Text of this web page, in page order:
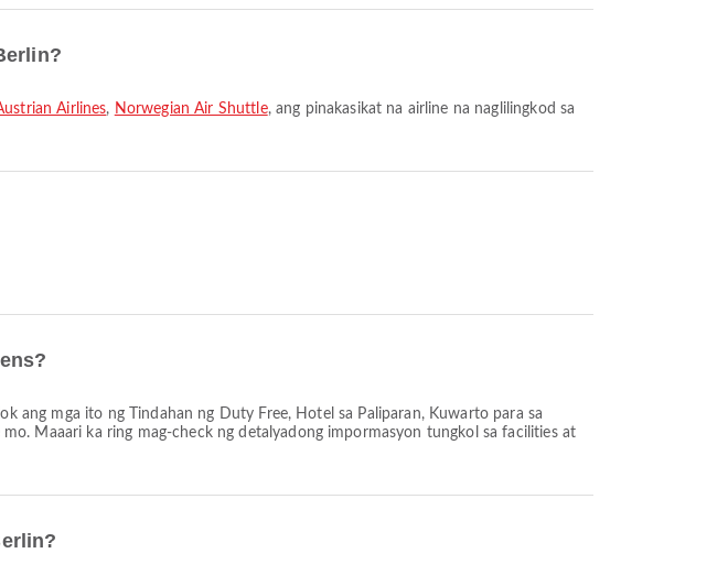
Airlines, Norwegian Air Shuttle, ang pinakasikat na airline na naglilingkod sa
ang mga ito ng Tindahan ng Duty Free, Hotel sa Paliparan, Kuwarto para sa
Maaari ka ring mag-check ng detalyadong impormasyon tungkol sa facilities at